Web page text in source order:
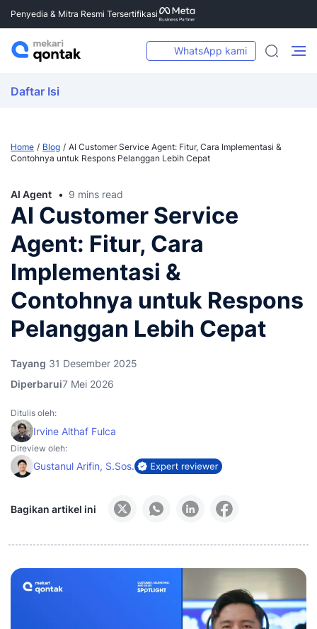
Penyedia & Mitra Resmi Tersertifikasi
WhatsApp kami
Daftar Isi
Home Blog
AI Customer Service Agent: Fitur, Cara Implementasi &
Contohnya untuk Respons Pelanggan Lebih Cepat
AI Agent 9 mins read
AI Customer Service
Agent: Fitur, Cara
Implementasi &
Contohnya untuk Respons
Pelanggan Lebih Cepat
Tayang 31 Desember 2025
Diperbarui7 Mei 2026
Ditulis oleh:
Irvine Althaf Fulca
Direview oleh:
Gustanul Arifin, S.Sos.
Bagikan artikel ini